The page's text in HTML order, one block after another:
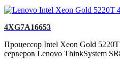
4XG7A16653
Процессор Intel Xeon Gold
серверов Lenovo ThinkSystem